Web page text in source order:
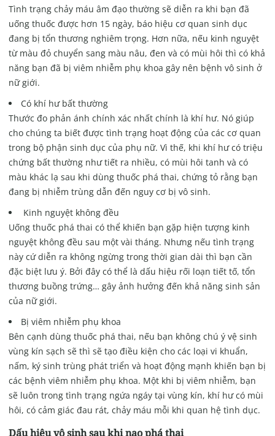
Tình trạng chảy máu âm đạo thường sẽ diễn ra khi bạn đã
uống thuốc được hơn 15 ngày, báo hiệu cơ quan sinh dục
đang bị tổn thương nghiêm trọng. Hơn nữa, nếu kinh nguyệt
từ màu đỏ chuyển sang màu nâu, đen và có mùi hôi thì có khả
năng bạn đã bị viêm nhiễm phụ khoa gây nên bệnh vô sinh ở
nữ giới.
Có khí hư bất thường
Thước đo phản ánh chính xác nhất chính là khí hư. Nó giúp
cho chúng ta biết được tình trạng hoạt động của các cơ quan
trong bộ phận sinh dục của phụ nữ. Vì thế, khi khí hư có triệu
chứng bất thường như tiết ra nhiều, có mùi hôi tanh và có
màu khác lạ sau khi dùng thuốc phá thai, chứng tỏ rằng bạn
đang bị nhiễm trùng dẫn đến nguy cơ bị vô sinh.
Kinh nguyệt không đều
Uống thuốc phá thai có thể khiến bạn gặp hiện tượng kinh
nguyệt không đều sau một vài tháng. Nhưng nếu tình trạng
này cứ diễn ra không ngừng trong thời gian dài thì bạn cần
đặc biệt lưu ý. Bởi đây có thể là dấu hiệu rối loạn tiết tố, tổn
thương buồng trứng… gây ảnh hưởng đến khả năng sinh sản
của nữ giới.
Bị viêm nhiễm phụ khoa
Bên cạnh dùng thuốc phá thai, nếu bạn không chú ý vệ sinh
vùng kín sạch sẽ thì sẽ tạo điều kiện cho các loại vi khuẩn,
nấm, ký sinh trùng phát triển và hoạt động mạnh khiến bạn bị
các bệnh viêm nhiễm phụ khoa. Một khi bị viêm nhiễm, bạn
sẽ luôn trong tình trạng ngứa ngáy tại vùng kín, khí hư có mùi
hôi, có cảm giác đau rát, chảy máu mỗi khi quan hệ tình dục.
Dấu hiệu vô sinh sau khi nạo phá thai